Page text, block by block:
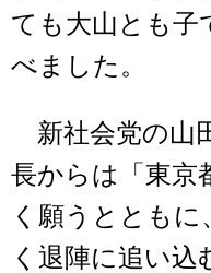
ても大山とも子
べました。
新社会党の山
長からは「東京
く願うとともに
く退陣に追い込